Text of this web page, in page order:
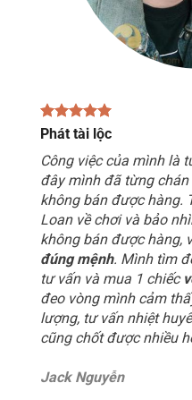
Phát tài lộc
Công việc của mình là
đây mình đã từng
không bán được hàng.
Loan về chơi và bảo
không bán được hàng,
đúng mệnh. Mình tìm
tư vấn và mua 1 chiếc
đeo vòng mình cảm
lượng, tư vấn nhiệt
cũng chốt được nhiều
Jack Nguyễn